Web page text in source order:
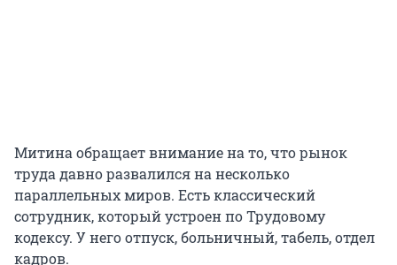
Митина обращает внимание на то, что рынок
труда давно развалился на несколько
параллельных миров. Есть классический
сотрудник, который устроен по Трудовому
кодексу. У него отпуск, больничный, табель, отдел
кадров.